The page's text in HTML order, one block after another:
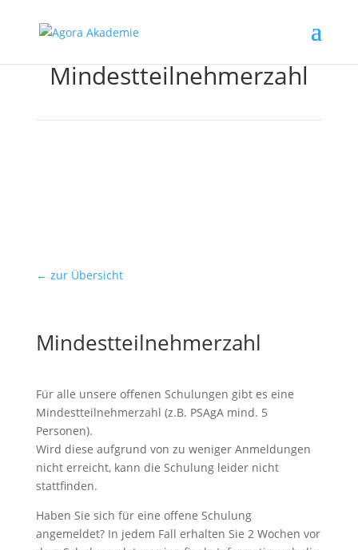
Mindestteilnehmerzahl
← zur Übersicht
Mindestteilnehmerzahl
Für alle unsere offenen Schulungen gibt es eine
Mindestteilnehmerzahl (z.B. PSAgA mind. 5
Personen).
Wird diese aufgrund von zu weniger Anmeldungen
nicht erreicht, kann die Schulung leider nicht
stattfinden.
Haben Sie sich für eine offene Schulung
angemeldet? In jedem Fall erhalten Sie 2 Wochen vor